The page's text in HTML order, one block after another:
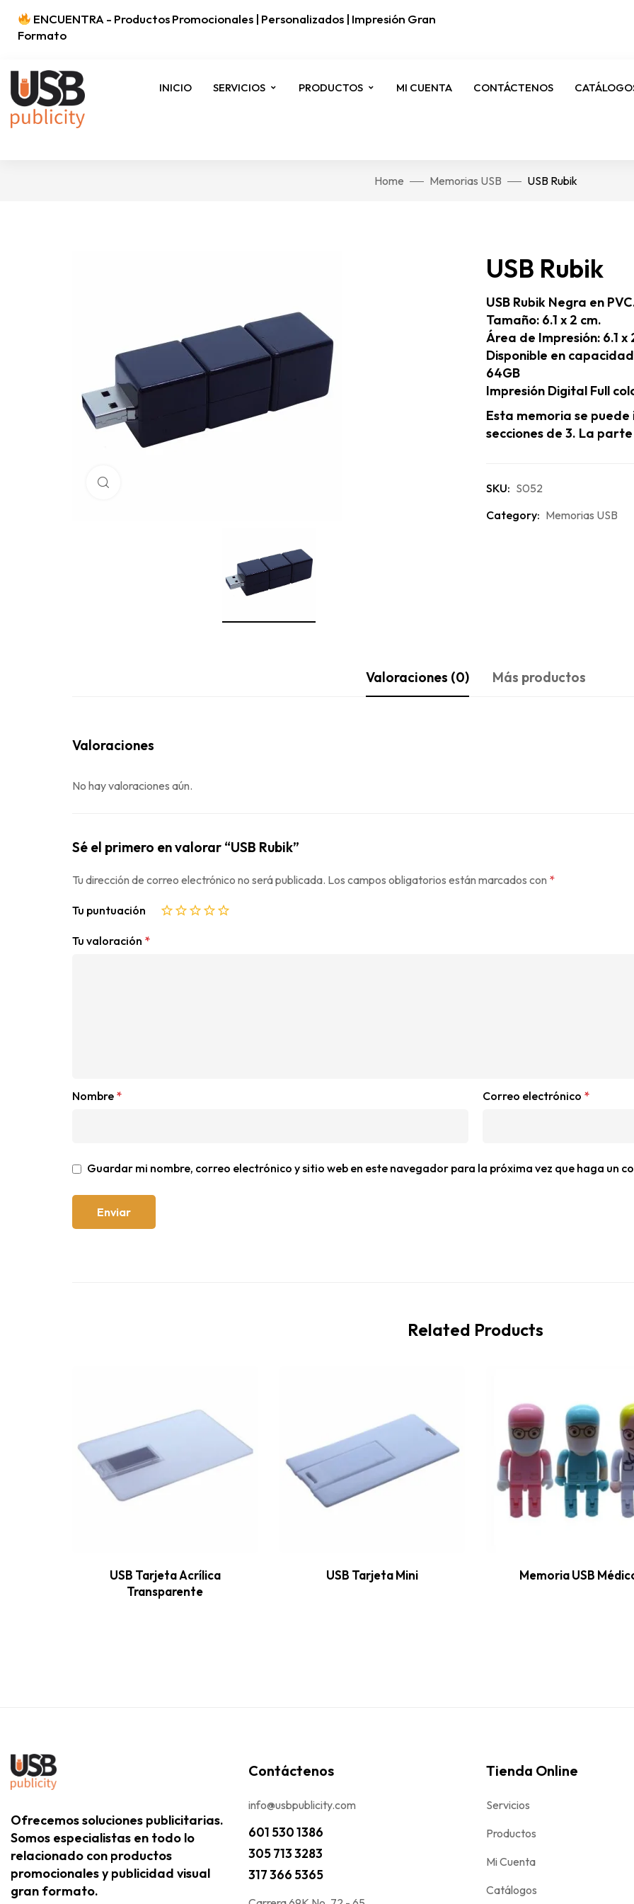
ENCUENTRA - Productos Promocionales | Personalizados | Impresión Gran
Formato
INICIO SERVICIOS PRODUCTOS MI CUENTA CONTÁCTENOS
Home Memorias USB USB Rubik
USB Rubik
USB Rubik Negra en
Tamaño: 6.1 x 2 cm.
Área de Impresión: 6.1 x
Disponible en
64GB
Impresión Digital Full
Esta memoria se
secciones de 3. La
SKU: S052
Category: Memorias USB
Valoraciones (0) Más productos
Valoraciones
No hay valoraciones aún.
Sé el primero en valorar “USB Rubik”
Tu dirección de correo electrónico no será publicada. Los campos obligatorios están marcados con *
Tu puntuación
Tu valoración *
Nombre * Correo electrónico *
Guardar mi nombre, correo electrónico y sitio web en este navegador para la próxima vez que haga un
Related Products
USB Tarjeta Acrílica
Transparente
USB Tarjeta Mini Memoria USB
Ofrecemos soluciones publicitarias.
Somos especialistas en todo lo
relacionado con productos
promocionales y publicidad visual
gran formato.
Contáctenos
info@usbpublicity.com
601 530 1386
305 713 3283
317 366 5365
Tienda Online
Servicios
Productos
Mi Cuenta
Catálogos